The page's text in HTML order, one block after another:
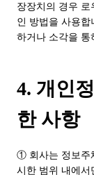
장장치의 경우 로
인 방법을 사용합
하거나 소각을 통
4. 개인
한 사항
① 회사는 정보주
시한 범위 내에서